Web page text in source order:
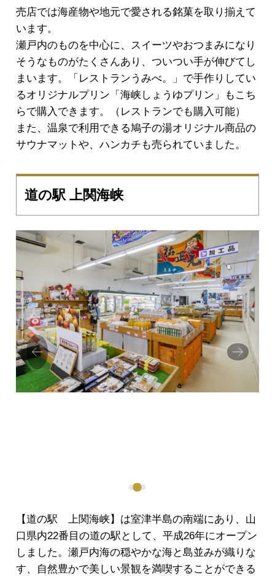
売店では海産物や地元で愛される銘菓を取り揃えて
います。
瀬戸内のものを中心に、スイーツやおつまみになり
そうなものがたくさんあり、ついつい手が伸びてし
まいます。「レストランうみべ。」で手作りしてい
るオリジナルプリン「海峡しょうゆプリン」もこち
らで購入できます。（レストランでも購入可能）
また、温泉で利用できる鳩子の湯オリジナル商品の
サウナマットや、ハンカチも売られていました。
道の駅 上関海峡
Prev
ious
Next
【道の駅 上関海峡】は室津半島の南端にあり、山
口県内22番目の道の駅として、平成26年にオープン
しました。瀬戸内海の穏やかな海と島並みが織りな
す、自然豊かで美しい景観を満喫することができる